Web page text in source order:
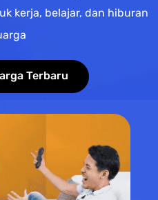
kerja, belajar, dan hiburan
Terbaru